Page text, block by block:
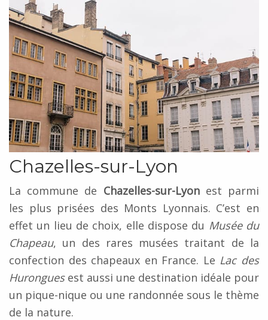
Chazelles-sur-Lyon
La commune de Chazelles-sur-Lyonest parmi
les plus prisées des Monts Lyonnais. C’est en
effet un lieu de choix, elle dispose du Musée du
Chapeau, un des rares musées traitant de la
confection des chapeaux en France. Le Lac des
Huronguesest aussi une destination idéale pour
un pique-nique ou une randonnée sous le thème
de la nature.